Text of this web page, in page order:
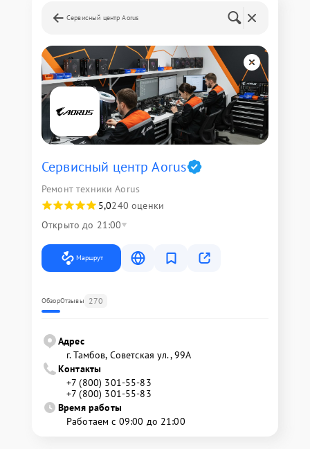
Сервисный центр Aorus
Сервисный центр Aorus
Ремонт техники Aorus
5,0240 оценки
Открыто до 21:00
Маршрут
ОбзорОтзывы 270
Адрес
г. Тамбов, Советская ул., 99А
Контакты
+7 (800) 301-55-83
+7 (800) 301-55-83
Время работы
Работаем с 09:00 до 21:00